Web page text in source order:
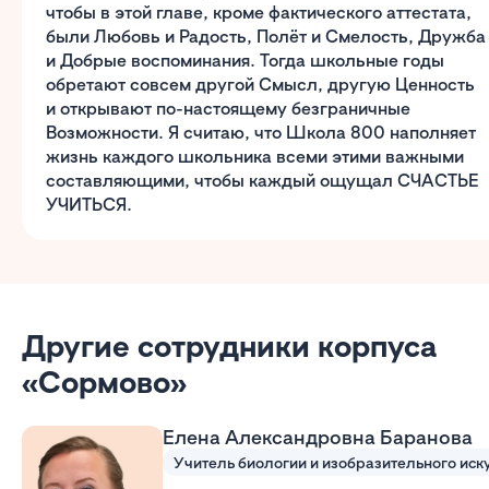
чтобы в этой главе, кроме фактического аттестата,
были Любовь и Радость, Полёт и Смелость, Дружба
и Добрые воспоминания. Тогда школьные годы
обретают совсем другой Смысл, другую Ценность
и открывают по-настоящему безграничные
Возможности. Я считаю, что Школа 800 наполняет
жизнь каждого школьника всеми этими важными
составляющими, чтобы каждый ощущал СЧАСТЬЕ
УЧИТЬСЯ.
Другие сотрудники корпуса
«Сормово»
Елена Александровна Баранова